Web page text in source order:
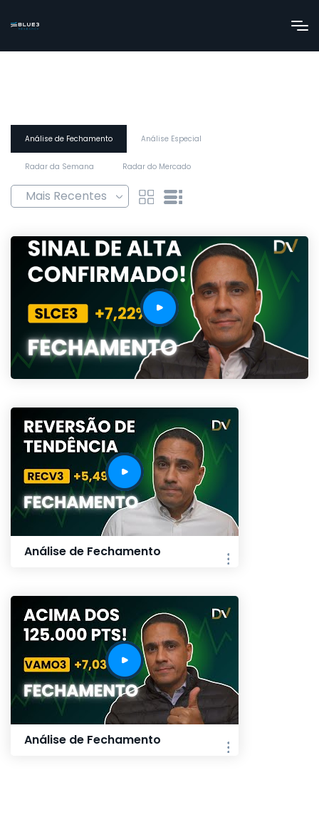
Análise de Fechamento Análise Especial
Radar da Semana Radar do Mercado
Análise de Fechamento
Análise de Fechamento